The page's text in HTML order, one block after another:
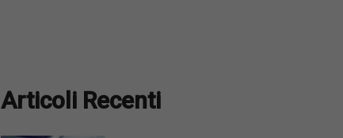
Articoli Recenti